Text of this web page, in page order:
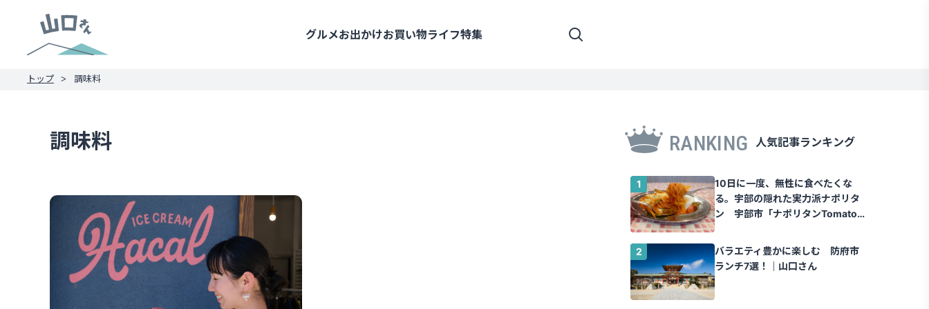
グルメお出かけお買い物ライフ特集
トップ 調味料
調味料 RANKING 人気記事ランキング
10日に一度、無性に食べたくな
る。宇部の隠れた実力派ナポリタ
ン 宇部市「ナポリタンTomato」
バラエティ豊かに楽しむ 防府市
ランチ7選！｜山口さん